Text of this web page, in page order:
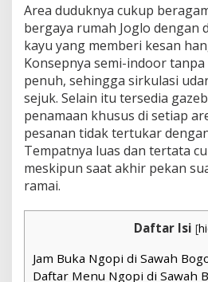
Area duduknya cukup
bergaya rumah Joglo dengan
kayu yang memberi kesan
Konsepnya semi-indoor
penuh, sehingga sirkulasi
sejuk. Selain itu tersedia
penamaan khusus di setiap
pesanan tidak tertukar
Tempatnya luas dan tertata
meskipun saat akhir pekan
ramai.
Daftar Isi [
Jam Buka Ngopi di Sawah
Daftar Menu Ngopi di Sawah